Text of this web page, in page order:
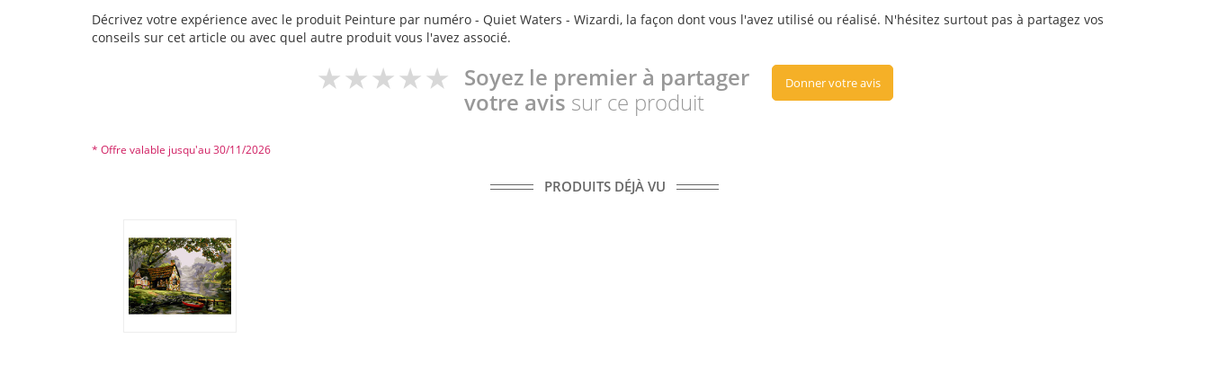
Décrivez votre expérience avec le produit Peinture par numéro - Quiet Waters - Wizardi, la façon dont vous l'avez utilisé ou réalisé. N'hésitez surtout pas à partagez vos
conseils sur cet article ou avec quel autre produit vous l'avez associé.
Soyez le premier à partager
votre avis sur ce produit
Donner votre avis
* Offre valable jusqu'au 30/11/2026
PRODUITS DÉJÀ VU